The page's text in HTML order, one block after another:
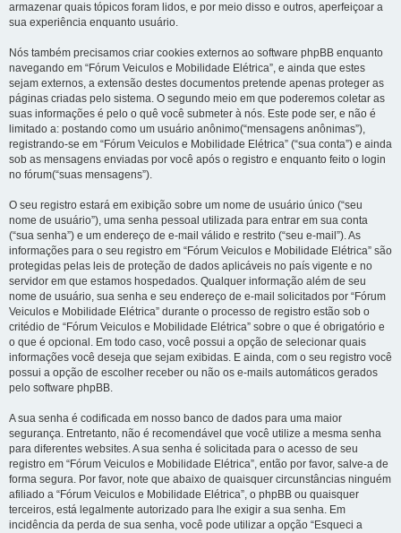
armazenar quais tópicos foram lidos, e por meio disso e outros, aperfeiçoar a
sua experiência enquanto usuário.
Nós também precisamos criar cookies externos ao software phpBB enquanto
navegando em “Fórum Veiculos e Mobilidade Elétrica”, e ainda que estes
sejam externos, a extensão destes documentos pretende apenas proteger as
páginas criadas pelo sistema. O segundo meio em que poderemos coletar as
suas informações é pelo o quê você submeter à nós. Este pode ser, e não é
limitado a: postando como um usuário anônimo(“mensagens anônimas”),
registrando-se em “Fórum Veiculos e Mobilidade Elétrica” (“sua conta”) e ainda
sob as mensagens enviadas por você após o registro e enquanto feito o login
no fórum(“suas mensagens”).
O seu registro estará em exibição sobre um nome de usuário único (“seu
nome de usuário”), uma senha pessoal utilizada para entrar em sua conta
(“sua senha”) e um endereço de e-mail válido e restrito (“seu e-mail”). As
informações para o seu registro em “Fórum Veiculos e Mobilidade Elétrica” são
protegidas pelas leis de proteção de dados aplicáveis no país vigente e no
servidor em que estamos hospedados. Qualquer informação além de seu
nome de usuário, sua senha e seu endereço de e-mail solicitados por “Fórum
Veiculos e Mobilidade Elétrica” durante o processo de registro estão sob o
critédio de “Fórum Veiculos e Mobilidade Elétrica” sobre o que é obrigatório e
o que é opcional. Em todo caso, você possui a opção de selecionar quais
informações você deseja que sejam exibidas. E ainda, com o seu registro você
possui a opção de escolher receber ou não os e-mails automáticos gerados
pelo software phpBB.
A sua senha é codificada em nosso banco de dados para uma maior
segurança. Entretanto, não é recomendável que você utilize a mesma senha
para diferentes websites. A sua senha é solicitada para o acesso de seu
registro em “Fórum Veiculos e Mobilidade Elétrica”, então por favor, salve-a de
forma segura. Por favor, note que abaixo de quaisquer circunstâncias ninguém
afiliado a “Fórum Veiculos e Mobilidade Elétrica”, o phpBB ou quaisquer
terceiros, está legalmente autorizado para lhe exigir a sua senha. Em
incidência da perda de sua senha, você pode utilizar a opção “Esqueci a